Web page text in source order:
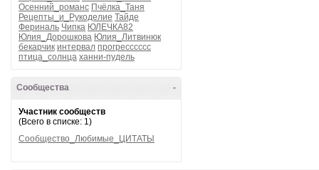
Осенний_романс Пчёлка_Таня
Рецепты_и_Рукоделие Тайде
Фериналь Чипка ЮЛЕЧКА82
Юлия_Дорошкова Юлия_Литвинюк
бекарчик интервал прогресссссс
птица_солнца ханни-пудель
-
Сообщества
Участник сообществ
(Всего в списке: 1)
Сообщество_Любимые_ЦИТАТЫ